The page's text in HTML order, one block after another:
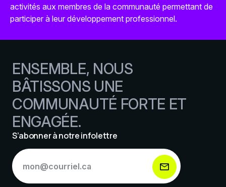
activités aux membres de la communauté permettant de
participer à leur développement professionnel.
ENSEMBLE, NOUS
BÂTISSONS UNE
COMMUNAUTÉ FORTE ET
ENGAGÉE.
S’abonner à notre infolettre
S’abonner
à
notre